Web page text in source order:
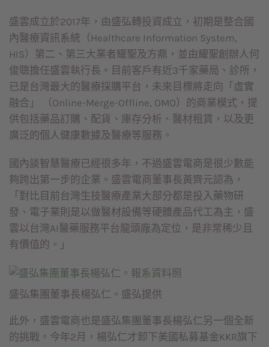
盛雲成立於2017年，由盛弘轉投資成立，初期是整合國
內醫療資訊系統（Healthcare Information System,
HIS）第二、第三大業者耀聖及方鼎，並由耀聖創辦人何
俊聰擔任盛雲執行長。目前客戶有近3千家藥局、診所，
已是台灣最大的醫療採購平台，未來目標將走向「虛實
融合」 （Online-Merge-Offline, OMO）的商業模式，提
供包括藥品訂購、配貨、庫存分析、醫材租賃，以及更
廣泛的個人健康數據及醫療等服務。
國內談智慧醫療已經很多年，不過盛雲電商是很少數能
夠跨出第一步的企業。盛雲電商董事長黃齊元認為，
「對比目前台灣生技醫療產業大部分都是投入藥物研
發、電子業則是以做醫材設備等硬體產品代工為主，盛
雲以台灣AI醫藥服務平台龍頭廠為定位，是非常稀少且
有價值的。」
盛弘集團董事長楊弘仁。盛弘提供
此外，盛雲電商也是盛弘集團董事長楊弘仁另一個全新
的挑戰。今年2月，楊弘仁才卸下美國私募基金KKR旗下